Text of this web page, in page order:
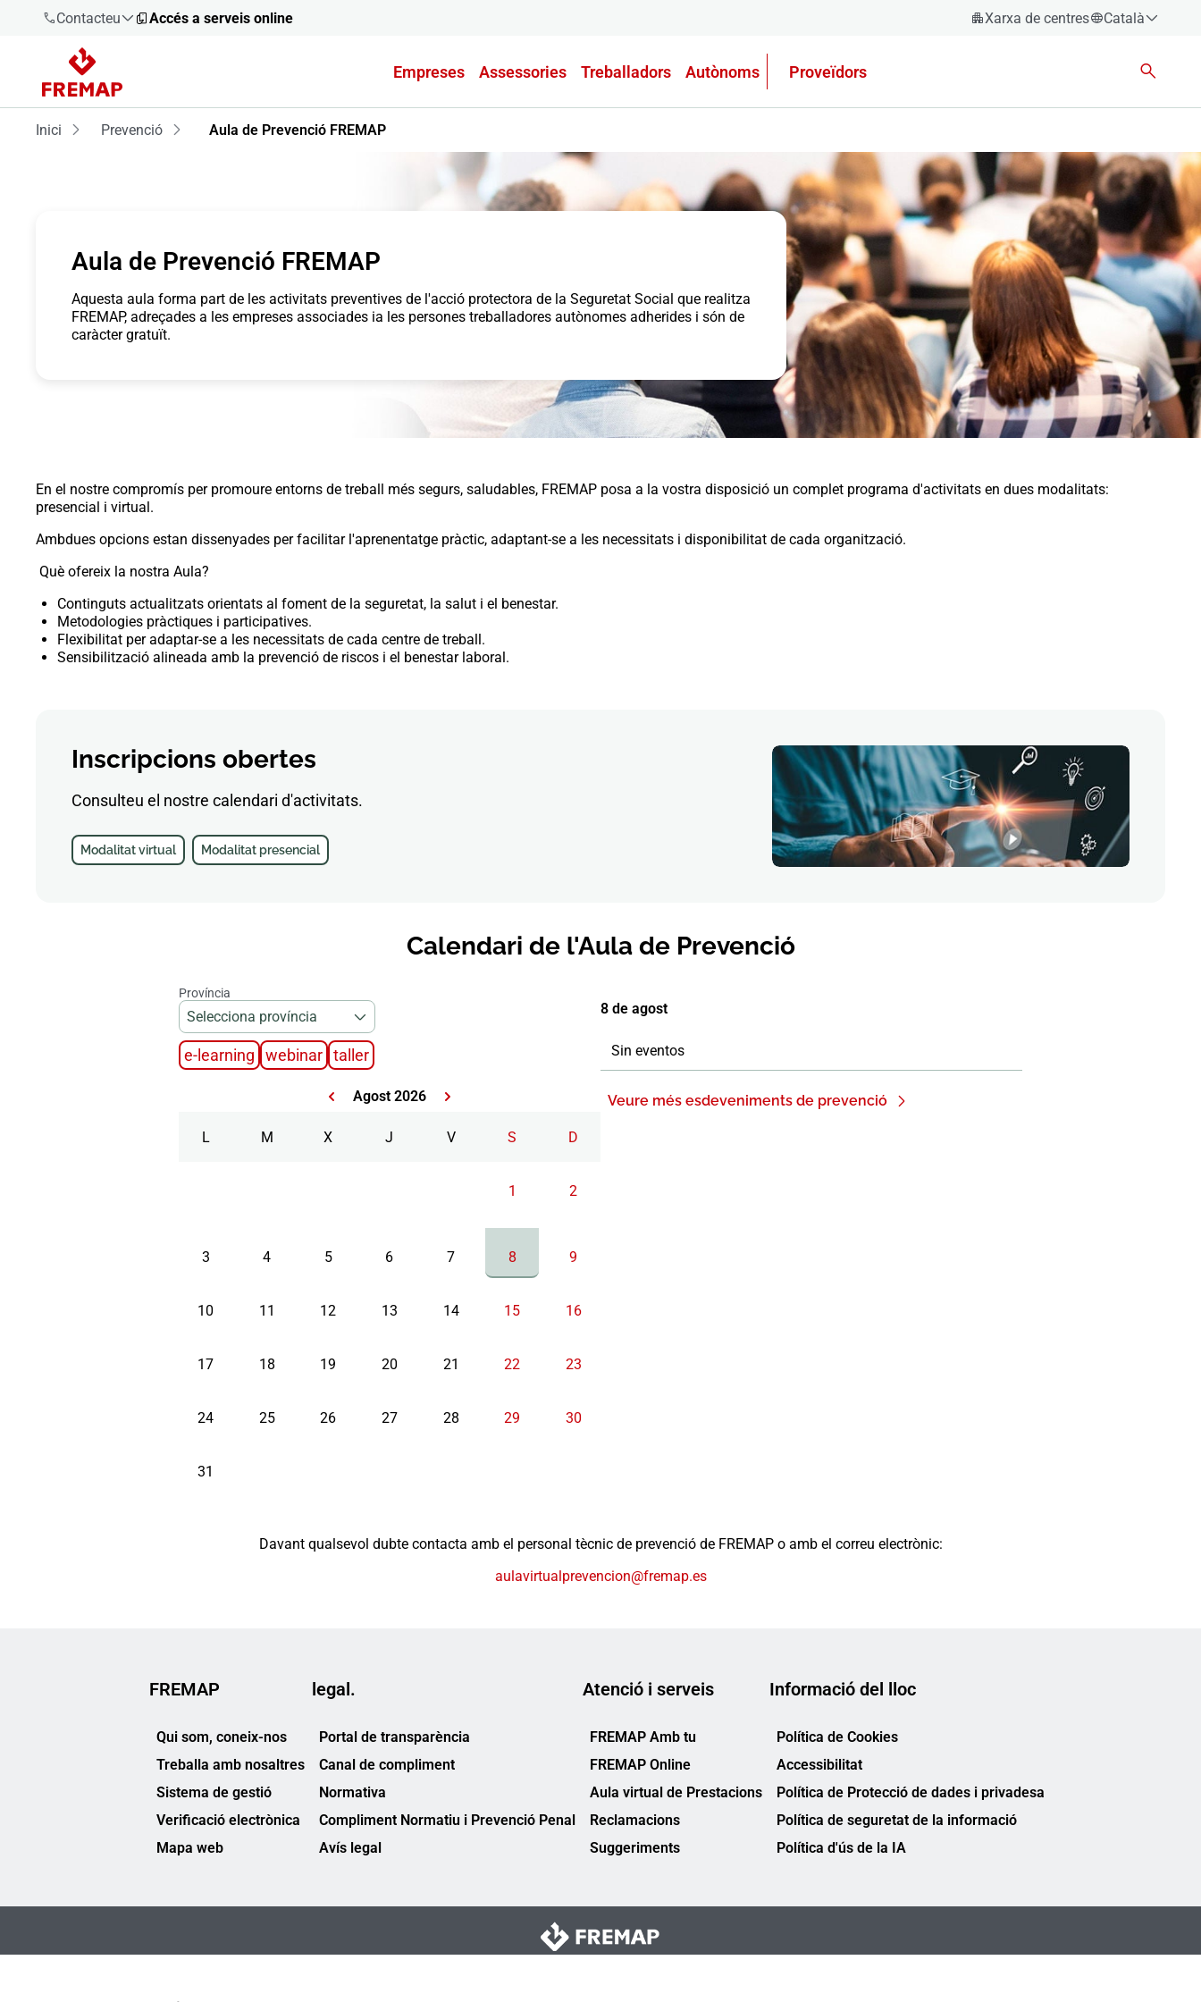
Contacteu
900 61 00
61
Accés a serveis online Xarxa de centres
Català
Valencià
English
Empreses Assessories Treballadors Autònoms Proveïdors
Inici Prevenció Aula de Prevenció FREMAP
Aula de Prevenció FREMAP
Aquesta aula forma part de les activitats preventives de l'acció protectora de la Seguretat Social que realitza
FREMAP, adreçades a les empreses associades ia les persones treballadores autònomes adherides i són de
caràcter gratuït.
En el nostre compromís per promoure entorns de treball més segurs, saludables, FREMAP posa a la vostra disposició un complet programa d'activitats en dues modalitats:
presencial i virtual.
Ambdues opcions estan dissenyades per facilitar l'aprenentatge pràctic, adaptant-se a les necessitats i disponibilitat de cada organització.
Què ofereix la nostra Aula?
Continguts actualitzats orientats al foment de la seguretat, la salut i el benestar.
Metodologies pràctiques i participatives.
Flexibilitat per adaptar-se a les necessitats de cada centre de treball.
Sensibilització alineada amb la prevenció de riscos i el benestar laboral.
Inscripcions obertes
Consulteu el nostre calendari d'activitats.
Modalitat virtual Modalitat presencial
Calendari de l'Aula de Prevenció
Província
Selecciona província
e-learning webinar taller
Agost 2026
L M X J V S D
1 2
3 4 5 6 7 8 9
10 11 12 13 14 15 16
17 18 19 20 21 22 23
24 25 26 27 28 29 30
31
8 de agost
Sin eventos
Veure més esdeveniments de prevenció
Davant qualsevol dubte contacta amb el personal tècnic de prevenció de FREMAP o amb el correu electrònic:
aulavirtualprevencion@fremap.es
FREMAP
Qui som, coneix-nos
Treballa amb nosaltres
Sistema de gestió
Verificació electrònica
Mapa web
legal.
Portal de transparència
Canal de compliment
Normativa
Compliment Normatiu i Prevenció Penal
Avís legal
Atenció i serveis
FREMAP Amb tu
FREMAP Online
Aula virtual de Prestacions
Reclamacions
Suggeriments
Informació del lloc
Política de Cookies
Accessibilitat
Política de Protecció de dades i privadesa
Política de seguretat de la informació
Política d'ús de la IA